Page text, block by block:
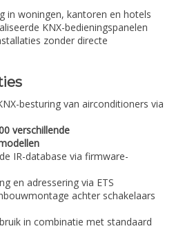
in woningen, kantoren en hotels
KNX-bedieningspanelen
zonder directe
besturing van airconditioners via
verschillende
IR-database via firmware-
en adressering via ETS
achter schakelaars
in combinatie met standaard